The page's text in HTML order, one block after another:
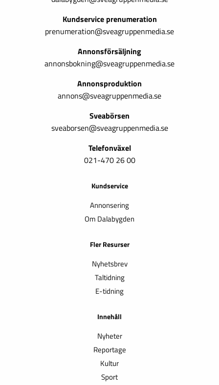
Kundservice prenumeration
prenumeration@sveagruppenmedia.se
Annonsförsäljning
annonsbokning@sveagruppenmedia.se
Annonsproduktion
annons@sveagruppenmedia.se
Sveabörsen
sveaborsen@sveagruppenmedia.se
Telefonväxel
021-470 26 00
Kundservice
Annonsering
Om Dalabygden
Fler Resurser
Nyhetsbrev
Taltidning
E-tidning
Innehåll
Nyheter
Reportage
Kultur
Sport